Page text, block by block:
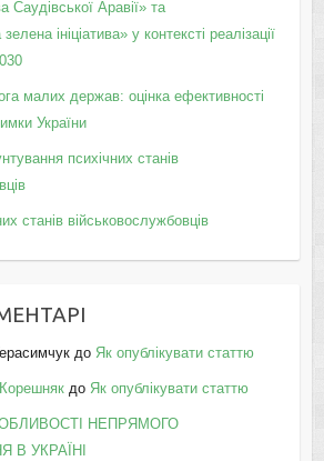
Саудівської Аравії» та
ініціатива» у контексті реалізації
малих держав: оцінка ефективності
України
психічних станів
станів військовослужбовців
до Як опублікувати статтю
до Як опублікувати статтю
НЕПРЯМОГО
В УКРАЇНІ